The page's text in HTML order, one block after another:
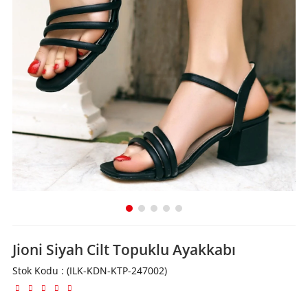
Jioni Siyah Cilt Topuklu Ayakkabı
Stok Kodu (ILK-KDN-KTP-247002)